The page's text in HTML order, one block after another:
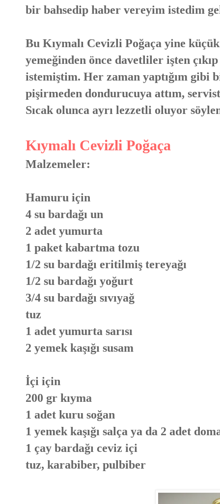
bir bahsedip haber vereyim istedim
Bu Kıymalı Cevizli Poğaça yine
yemeğinden önce davetliler işten
istemiştim. Her zaman yaptığım gibi
pişirmeden dondurucuya attım,
Sıcak olunca ayrı lezzetli oluyor
Kıymalı Cevizli Poğaça
Malzemeler:
Hamuru için
4 su bardağı un
2 adet yumurta
1 paket kabartma tozu
1/2 su bardağı eritilmiş tereyağı
1/2 su bardağı yoğurt
3/4 su bardağı sıvıyağ
tuz
1 adet yumurta sarısı
2 yemek kaşığı susam
İçi için
200 gr kıyma
1 adet kuru soğan
1 yemek kaşığı salça ya da 2 adet
1 çay bardağı ceviz içi
tuz, karabiber, pulbiber